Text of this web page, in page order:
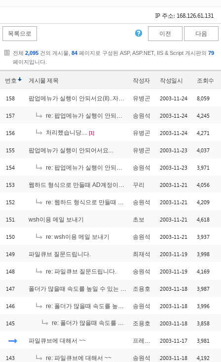
IP 주소: 168.126.61.131
목록으로 이전 다음
전체 2,095 건의 게시물, 84 페이지로 구성된 ASP, ASP.NET, IIS & Script 게시판의 79
페이지입니다.
번호 게시물제목 작성자 작성일시 조회수
158 팝업메뉴가 실행이 안되서요(II)..자세히 유병곤 2003-11-24 8,059
157 re: 팝업메뉴가 실행이 안되서요(II)..자세히 송원석 2003-11-24 4,245
156 처리했습니당.... [1] 유병곤 2003-11-24 4,271
155 팝업메뉴가 실행이 안되어서요... 유병곤 2003-11-23 4,037
154 re: 팝업메뉴가 실행이 안되어서요... 송원석 2003-11-23 3,971
153 웹하드 형식으로 만들때 AD계정이용하여 권한줄 수 있는지 꾸리 2003-11-21 4,056
152 re: 웹하드 형식으로 만들때 AD계정이용하여 권한줄 수 있는지 송원석 2003-11-21 4,209
151 wsh이용 메일 보내기 초보 2003-11-21 4,618
150 re: wsh이용 메일 보내기 송원석 2003-11-21 3,937
149 파일큐브 질문드립니다. 최재석 2003-11-19 3,998
148 re: 파일큐브 질문드립니다. 송원석 2003-11-19 4,169
147 폴더가 많을때 속도를 높일 수 있는 방법이... 조용호 2003-11-18 3,987
146 re: 폴더가 많을때 속도를 높일 수 있는 방법이... 송원석 2003-11-18 3,996
145 re: 폴더가 많을때 속도를 높일 수 있는 방법이... [1]
조용호 2003-11-18 3,858
파일큐브에 대해서 ~~ 프레지던트 2003-11-17 3,981
143 re: 파일큐브에 대해서 ~~ 송원석 2003-11-18 4,192